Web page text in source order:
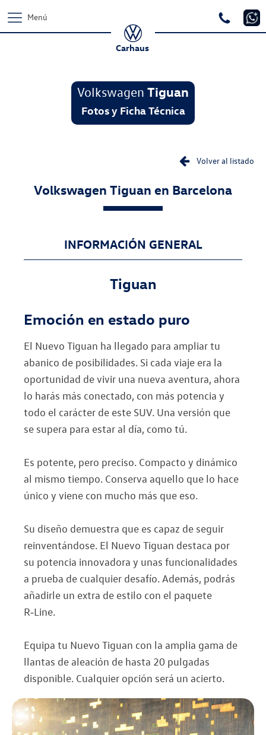
Menú
Carhaus
Volkswagen Tiguan
Fotos y Ficha Técnica
Volkswagen Tiguan en Barcelona
Volver al listado
INFORMACIÓN GENERAL
Tiguan
Emoción en estado puro
El Nuevo Tiguan ha llegado para ampliar tu
abanico de posibilidades. Si cada viaje era la
oportunidad de vivir una nueva aventura, ahora
lo harás más conectado, con más potencia y
todo el carácter de este SUV. Una versión que
se supera para estar al día, como tú.
Es potente, pero preciso. Compacto y dinámico
al mismo tiempo. Conserva aquello que lo hace
único y viene con mucho más que eso.
Su diseño demuestra que es capaz de seguir
reinventándose. El Nuevo Tiguan destaca por
su potencia innovadora y unas funcionalidades
a prueba de cualquier desafío. Además, podrás
añadirle un extra de estilo con el paquete
R‑Line.
Equipa tu Nuevo Tiguan con la amplia gama de
llantas de aleación de hasta 20 pulgadas
disponible. Cualquier opción será un acierto.